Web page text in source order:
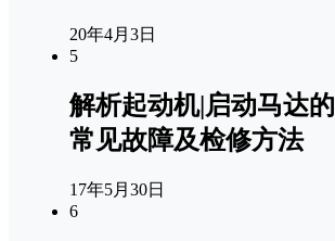
20年4月3日
5
解析起动机|启动马达的
常见故障及检修方法
17年5月30日
6